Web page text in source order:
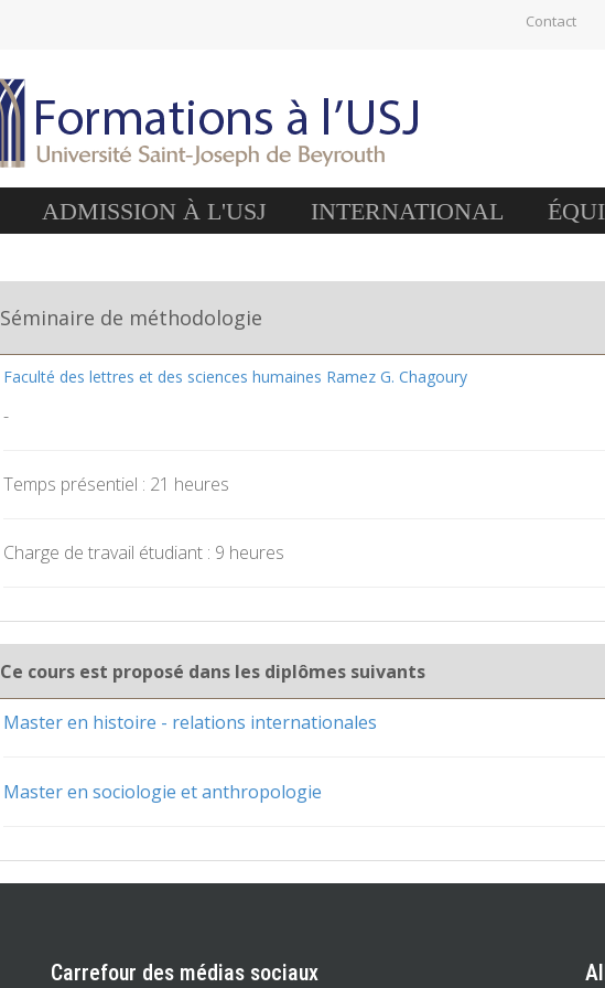
Contact
ADMISSION À L'USJ INTERNATIONAL
Séminaire de méthodologie
Faculté des lettres et des sciences humaines Ramez G. Chagoury
-
Temps présentiel : 21 heures
Charge de travail étudiant : 9 heures
Ce cours est proposé dans les diplômes suivants
Master en histoire - relations internationales
Master en sociologie et anthropologie
Carrefour des médias sociaux